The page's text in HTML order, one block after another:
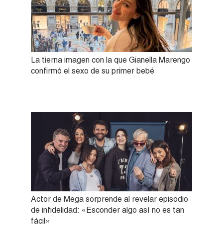
La tierna imagen con la que Gianella Marengo
confirmó el sexo de su primer bebé
Actor de Mega sorprende al revelar episodio
de infidelidad: «Esconder algo así no es tan
fácil»